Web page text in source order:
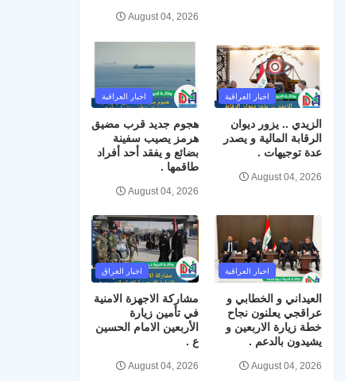
August 04, 2026
اخبار العراقية
الزيدي .. يزور ديوان
الرقابة المالية و يصدر
عدة توجيهات .
August 04, 2026
اخبار العراقية
هجوم جديد قرب مضيق
هرمز يصيب سفينة
بضائع و يفقد أحد أفراد
طاقمها .
August 04, 2026
اخبار العراقية
العيداني و الخطابي و
عراقجي يعلنون نجاح
خطة زيارة الاربعين و
يشيدون بالدعم .
August 04, 2026
اخبار العراق
مشاركة الاجهزة الامنية
في تأمين زيارة
الأربعين الامام الحسين
ع .
August 04, 2026